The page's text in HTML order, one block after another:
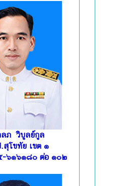
ลภ วิบูลย์กูล
โขทัย เขต ๑
-๖๑๖๑๘๐ ต่อ ๑๐๒